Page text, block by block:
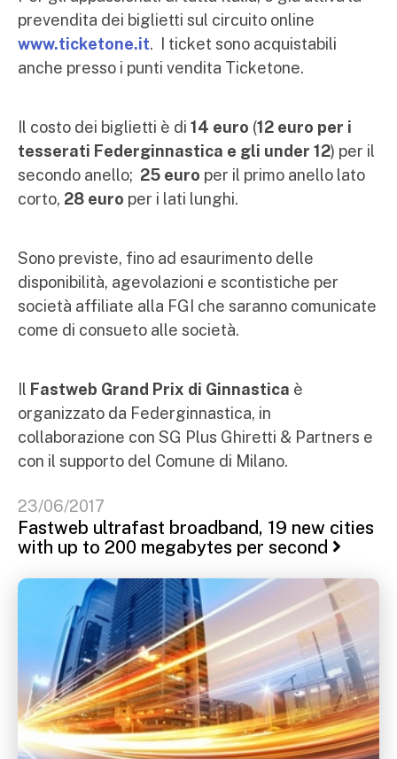
prevendita dei biglietti sul circuito online
www.ticketone.it. I ticket sono acquistabili
anche presso i punti vendita Ticketone.
Il costo dei biglietti è di 14 euro (12 euro per i
tesserati Federginnastica e gli under 12) per il
secondo anello; 25 euro per il primo anello lato
corto, 28 euro per i lati lunghi.
Sono previste, fino ad esaurimento delle
disponibilità, agevolazioni e scontistiche per
società affiliate alla FGI che saranno comunicate
come di consueto alle società.
Il Fastweb Grand Prix di Ginnastica è
organizzato da Federginnastica, in
collaborazione con SG Plus Ghiretti & Partners e
con il supporto del Comune di Milano.
23/06/2017
Fastweb ultrafast broadband, 19 new cities
with up to 200 megabytes per second